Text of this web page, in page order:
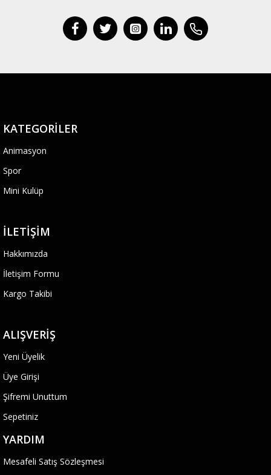
KATEGORILER
Animasyon
Spor
Mini Kulüp
İLETIŞIM
Hakkımızda
İletişim Formu
Kargo Takibi
ALIŞVERIŞ
Yeni Üyelik
Üye Girişi
Şifremi Unuttum
Sepetiniz
YARDIM
Mesafeli Satış Sözleşmesi